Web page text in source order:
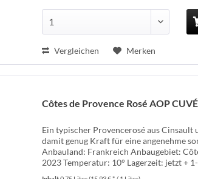
Vergleichen Merken
Côtes de Provence Rosé AOP
Ein typischer Provencerosé aus Cinsault
damit genug Kraft für eine angenehme
Anbauland: Frankreich Anbaugebiet:
2023 Temperatur: 10° Lagerzeit: jetzt +